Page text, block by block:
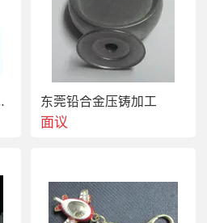
合金电镀处理 东莞铅合金压铸加工
面议